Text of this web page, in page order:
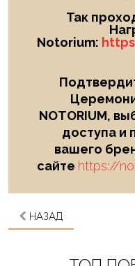
Так
Notorium:
NOTORIUM,
доступа и
вашего
сайте https://
НАЗАД